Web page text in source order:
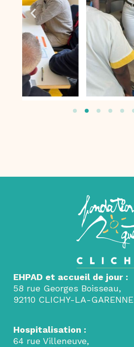
EHPAD et accueil de jour :
58 rue Georges Boisseau,
92110 CLICHY-LA-GARENNE
Hospitalisation :
64 rue Villeneuve,